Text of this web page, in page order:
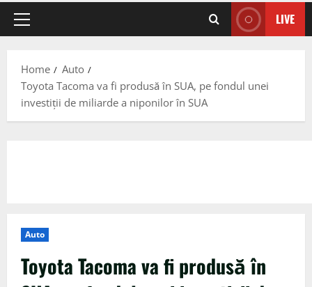
Primary
LIVE
Home
Auto
Toyota Tacoma va fi produsă în SUA, pe fondul unei
investiții de miliarde a niponilor în SUA
Auto
Toyota Tacoma va fi produsă în